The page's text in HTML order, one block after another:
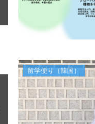
留学便り（韓国）